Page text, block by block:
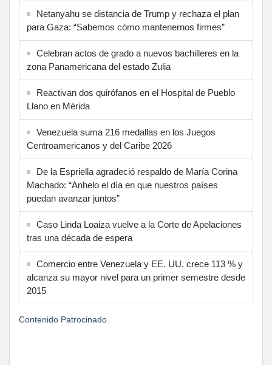
Netanyahu se distancia de Trump y rechaza el plan
para Gaza: “Sabemos cómo mantenernos firmes”
Celebran actos de grado a nuevos bachilleres en la
zona Panamericana del estado Zulia
Reactivan dos quirófanos en el Hospital de Pueblo
Llano en Mérida
Venezuela suma 216 medallas en los Juegos
Centroamericanos y del Caribe 2026
De la Espriella agradeció respaldo de María Corina
Machado: “Anhelo el día en que nuestros países
puedan avanzar juntos”
Caso Linda Loaiza vuelve a la Corte de Apelaciones
tras una década de espera
Comercio entre Venezuela y EE. UU. crece 113 % y
alcanza su mayor nivel para un primer semestre desde
2015
Contenido Patrocinado